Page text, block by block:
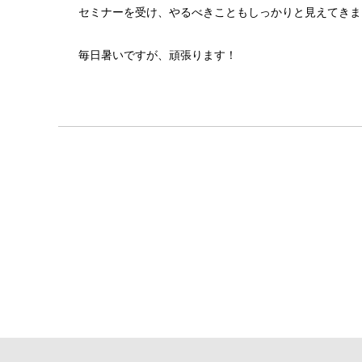
セミナーを受け、やるべきこともしっかりと見えてきま
毎日暑いですが、頑張ります！